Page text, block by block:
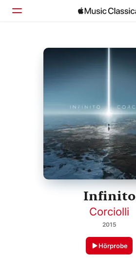
Startseite
Infinito
Corciolli
2015
Hörprobe